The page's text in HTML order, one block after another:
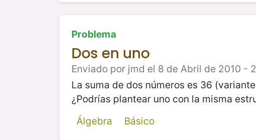
Problema
Dos en uno
Enviado por jmd el 8 de Abril de 2010 -
La suma de dos números es 36
¿Podrías plantear uno con la misma
Álgebra
Básico